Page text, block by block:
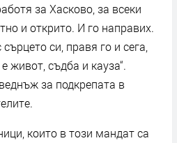
за Хасково, за всеки
и открито. И го направих.
си, правя го и сега,
живот, съдба и кауза“.
за подкрепата в
които в този мандат са